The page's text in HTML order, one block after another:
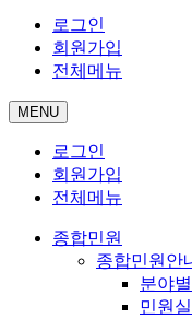
로그인
회원가입
전체메뉴
MENU
로그인
회원가입
전체메뉴
종합민원
종합민원안
분야
민원